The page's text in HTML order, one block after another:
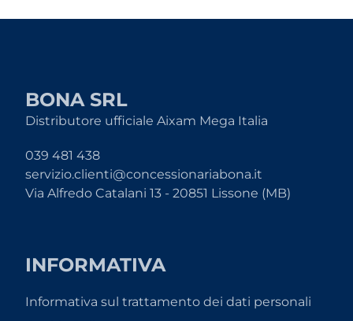
BONA SRL
Distributore ufficiale Aixam Mega Italia
039 481 438
servizio.clienti@concessionariabona.it
Via Alfredo Catalani 13 - 20851 Lissone (MB)
INFORMATIVA
Informativa sul trattamento dei dati personali